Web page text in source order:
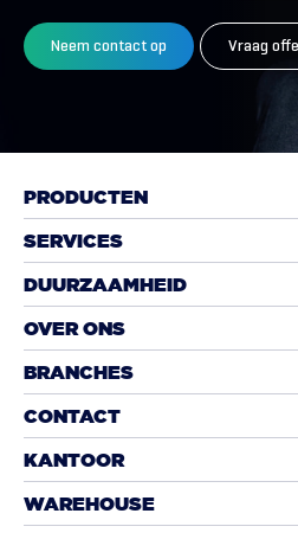
Neem contact op Vraag
PRODUCTEN
SERVICES
DUURZAAMHEID
OVER ONS
BRANCHES
CONTACT
KANTOOR
WAREHOUSE